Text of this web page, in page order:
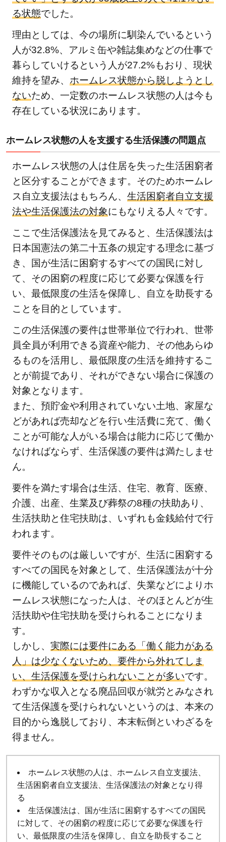
る状態でした。
理由としては、今の場所に馴染んでいるという
人が32.8%、アルミ缶や雑誌集めなどの仕事で
暮らしていけるという人が27.2%もおり、現状
維持を望み、 ホームレス状態から脱しようとし
ないため、一定数のホームレス状態の人は今も
存在している状況にあります。
ホームレス状態の人を支援する生活保護の問題点
ホームレス状態の人は住居を失った生活困窮者
と区分することができます。そのためホームレ
ス自立支援法はもちろん、 生活困窮者自立支援
法や生活保護法の対象にもなりえる人々です。
ここで生活保護法を見てみると、生活保護法は
日本国憲法の第二十五条の規定する理念に基づ
き、国が生活に困窮するすべての国民に対し
て、その困窮の程度に応じて必要な保護を行
い、最低限度の生活を保障し、自立を助長する
ことを目的としています。
この生活保護の要件は世帯単位で行われ、世帯
員全員が利用できる資産や能力、その他あらゆ
るものを活用し、最低限度の生活を維持するこ
とが前提であり、それができない場合に保護の
対象となります。
また、預貯金や利用されていない土地、家屋な
どがあれば売却などを行い生活費に充て、働く
ことが可能な人がいる場合は能力に応じて働か
なければならず、生活保護の要件は満たしませ
ん。
要件を満たす場合は生活、住宅、教育、医療、
介護、出産、生業及び葬祭の8種の扶助あり、
生活扶助と住宅扶助は、いずれも金銭給付で行
われます。
要件そのものは厳しいですが、生活に困窮する
すべての国民を対象として、生活保護法が十分
に機能しているのであれば、失業などによりホ
ームレス状態になった人は、そのほとんどが生
活扶助や住宅扶助を受けられることになりま
す。
しかし、 実際には要件にある「働く能力がある
人」は少なくないため、要件から外れてしま
い、生活保護を受けられないことが多いです。
わずかな収入となる廃品回収が就労とみなされ
て生活保護を受けられないというのは、本来の
目的から逸脱しており、本末転倒といわざるを
得ません。
ホームレス状態の人は、ホームレス自立支援法、
生活困窮者自立支援法、生活保護法の対象となり得
る
生活保護法は、国が生活に困窮するすべての国民
に対して、その困窮の程度に応じて必要な保護を行
い、最低限度の生活を保障し、自立を助長すること